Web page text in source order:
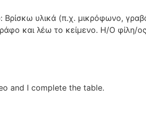
υλικά (π.χ. μικρόφωνο,
και λέω το κείμενο. Η/Ο φίλη/ος
and I complete the table.